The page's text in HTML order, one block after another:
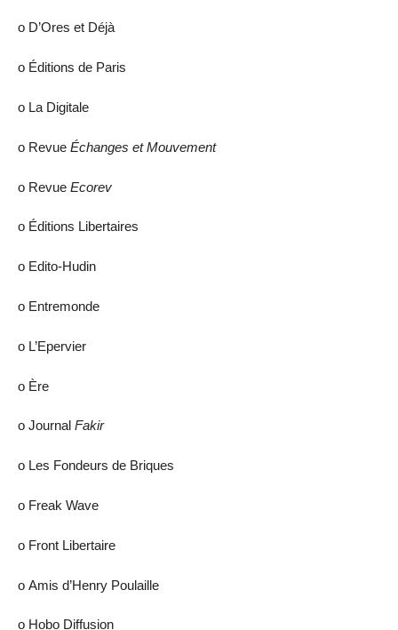
ο D’Ores et Déjà
ο Éditions de Paris
ο La Digitale
ο Revue Échanges et Mouvement
ο Revue Ecorev
ο Éditions Libertaires
ο Edito-Hudin
ο Entremonde
ο L’Epervier
ο Ère
ο Journal Fakir
ο Les Fondeurs de Briques
ο Freak Wave
ο Front Libertaire
ο Amis d’Henry Poulaille
ο Hobo Diffusion